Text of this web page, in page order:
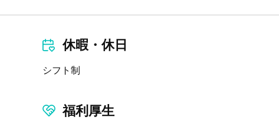
休暇・休日
シフト制
福利厚生